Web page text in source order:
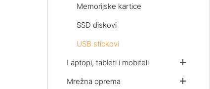
Memorijske kartice
SSD diskovi
USB stickovi
Laptopi, tableti i mobiteli
Mrežna oprema